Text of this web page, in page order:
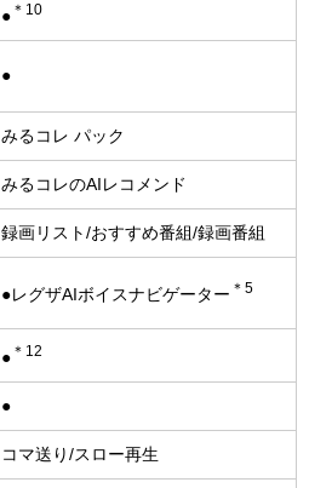
● ＊10
●
みるコレ パック
みるコレのAIレコメンド
録画リスト/おすすめ番組/録画番組
●レグザAIボイスナビゲーター ＊5
● ＊12
●
コマ送り/スロー再生